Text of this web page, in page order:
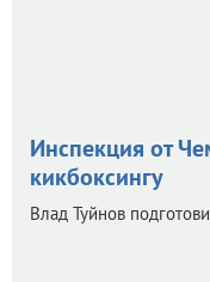
Инспекция от
кикбоксингу
Влад Туйнов